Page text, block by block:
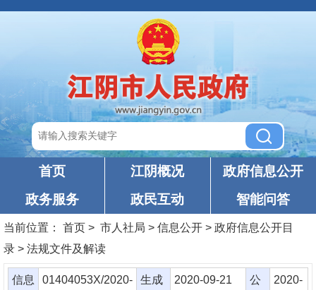
首页 江阴概况
政府信息公开
政务服务
政民互动 智能问答
当前位置： 首页 > 市人社局 > 信息公开 > 政府信息公开目
录 > 法规文件及解读
信息
01404053X/2020-
生成
2020-09-21
公
2020-